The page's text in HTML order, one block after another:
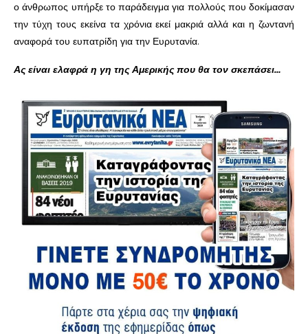
ο άνθρωπος υπήρξε το παράδειγμα για πολλούς που δοκίμασαν
την τύχη τους εκείνα τα χρόνια εκεί μακριά αλλά και η ζωντανή
αναφορά του ευπατρίδη για την Ευρυτανία.
Ας είναι ελαφρά η γη της Αμερικής που θα τον σκεπάσει…